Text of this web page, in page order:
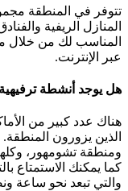
تتوفر في المنطقة
المنازل الريفية
المناسب لك من خلال
عبر الإنترنت.
هل يوجد أنشطة
هناك عدد كبير من
ومنطقة تشومهور،
كما يمكنك الاستمتاع
والتي تبعد نحو ساعة